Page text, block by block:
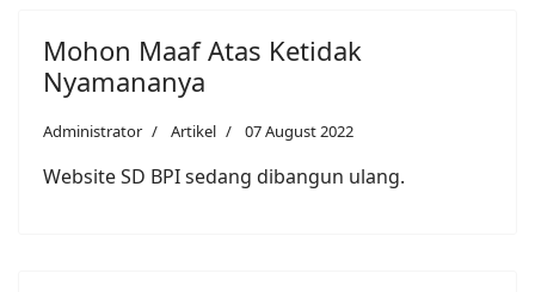
Mohon Maaf Atas Ketidak
Nyamananya
Administrator Artikel 07 August 2022
Website SD BPI sedang dibangun ulang.